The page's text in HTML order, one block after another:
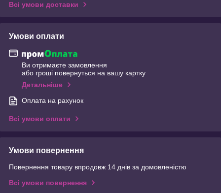
Всі умови доставки
Умови оплати
Ви отримаєте замовлення
або гроші повернуться на вашу картку
Детальніше
Оплата на рахунок
Всі умови оплати
Умови повернення
Повернення товару впродовж 14 днів за домовленістю
Всі умови повернення